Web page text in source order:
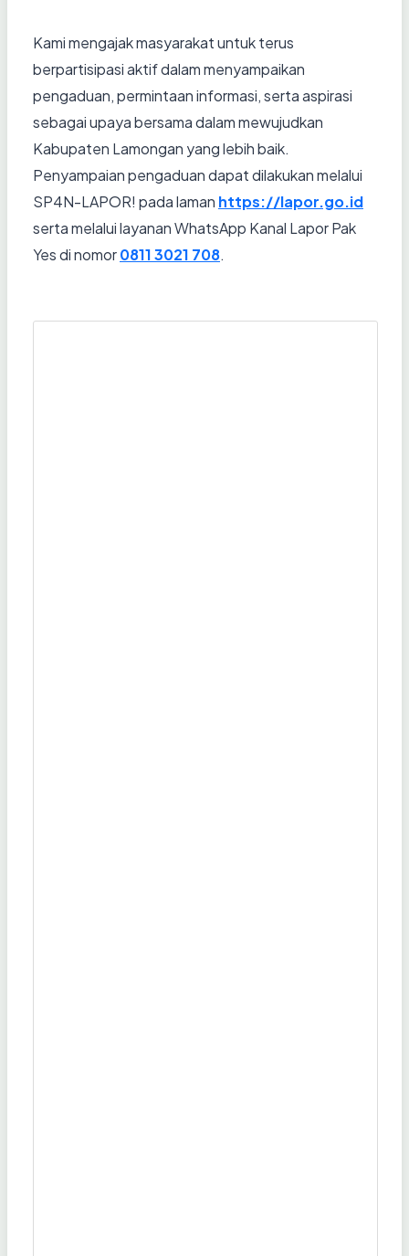
Kami mengajak masyarakat untuk terus
berpartisipasi aktif dalam menyampaikan
pengaduan, permintaan informasi, serta aspirasi
sebagai upaya bersama dalam mewujudkan
Kabupaten Lamongan yang lebih baik.
Penyampaian pengaduan dapat dilakukan melalui
SP4N-LAPOR! pada laman https://lapor.go.id
serta melalui layanan WhatsApp Kanal Lapor Pak
Yes di nomor0811 3021 708.